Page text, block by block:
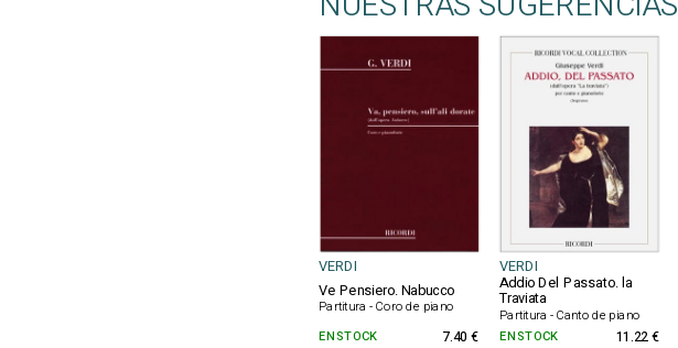
VERDI VERDI
Ve Pensiero. Nabucco
Partitura - Coro de piano
Addio Del Passato. la
Traviata
Partitura - Canto de piano
EN STOCK 7.40 € EN STOCK 11.22 €